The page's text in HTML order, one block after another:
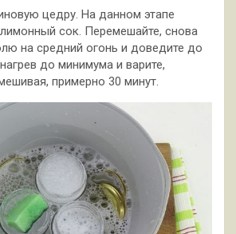
цедру. На данном этапе
сок. Перемешайте, снова
на средний огонь и доведите до
до минимума и варите,
примерно 30 минут.